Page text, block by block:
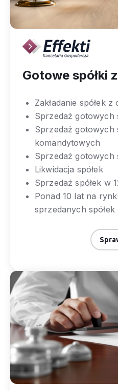
Gotowe spółki
Zakładanie spółek z
Sprzedaż gotowych
Sprzedaż gotowych
komandytowych
Sprzedaż gotowych
Likwidacja spółek
Sprzedaż spółek w
Ponad 10 lat na
sprzedanych spółek